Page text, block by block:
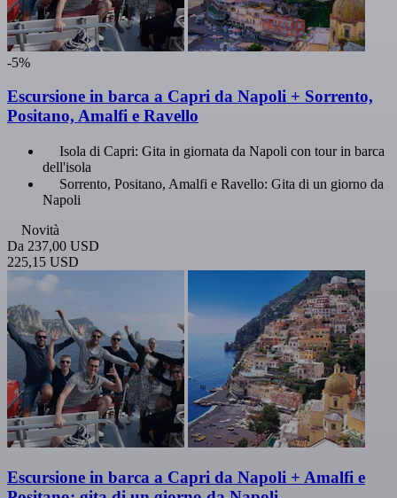
-5%
Escursione in barca a Capri da Napoli + Sorrento,
Positano, Amalfi e Ravello
Isola di Capri: Gita in giornata da Napoli con tour in barca
dell'isola
Sorrento, Positano, Amalfi e Ravello: Gita di un giorno da
Napoli
Novità
Da 237,00 USD
225,15 USD
Escursione in barca a Capri da Napoli + Amalfi e